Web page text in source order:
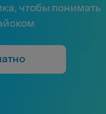
чтобы понимать